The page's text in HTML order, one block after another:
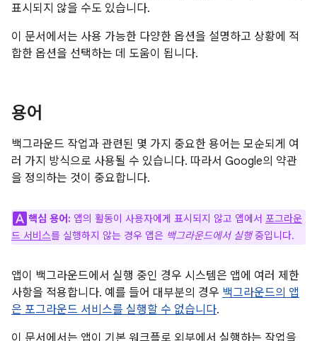
표시되지 않을 수도 있습니다.
이 문서에서는 사용 가능한 다양한 옵션을 설명하고 상황에 적
합한 옵션을 선택하는 데 도움이 됩니다.
용어
백그라운드 작업과 관련된 몇 가지 중요한 용어는 모순되게 여
러 가지 방식으로 사용될 수 있습니다. 따라서 Google의 약관
을 정의하는 것이 중요합니다.
핵심 용어: 앱의 활동이 사용자에게 표시되지 않고 앱에서 포그라운
드 서비스를 실행하지 않는 경우 앱은 백그라운드에서 실행중입니다.
앱이 백그라운드에서 실행 중인 경우 시스템은 앱에 여러 제한
사항을 적용합니다. 예를 들어 대부분의 경우 백그라운드의 앱
은 포그라운드 서비스를 실행할 수 없습니다.
이 문서에서는 앱이 기본 워크플로 외부에서 실행하는 작업을